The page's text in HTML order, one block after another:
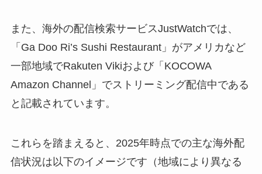
また、海外の配信検索サービスJustWatchでは、
「Ga Doo Ri’s Sushi Restaurant」がアメリカなど
一部地域でRakuten Vikiおよび「KOCOWA
Amazon Channel」でストリーミング配信中である
と記載されています。
これらを踏まえると、2025年時点での主な海外配
信状況は以下のイメージです（地域により異なる